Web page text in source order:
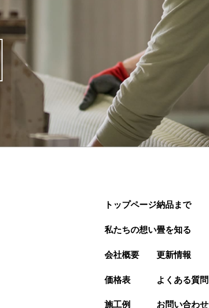
トップページ
私たちの想い
会社概要
価格表
施工例
納品まで
畳を知る
更新情報
よくある質問
お問い合わせ